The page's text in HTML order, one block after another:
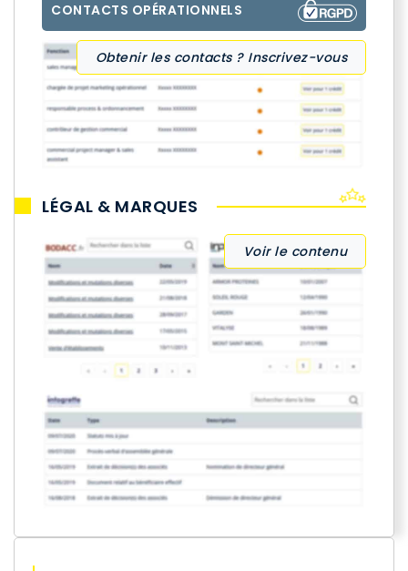
CONTACTS OPÉRATIONNELS
Obtenir les contacts ? Inscrivez-vous
LÉGAL & MARQUES
Voir le contenu